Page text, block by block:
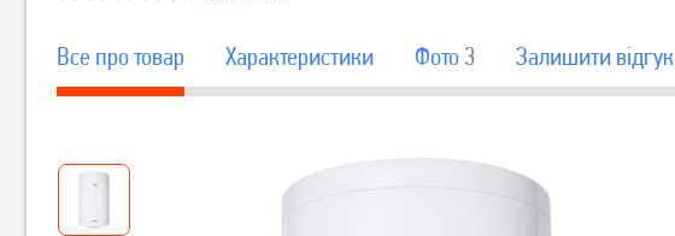
Все про товар Характеристики Фото 3 Залишити вiдгук